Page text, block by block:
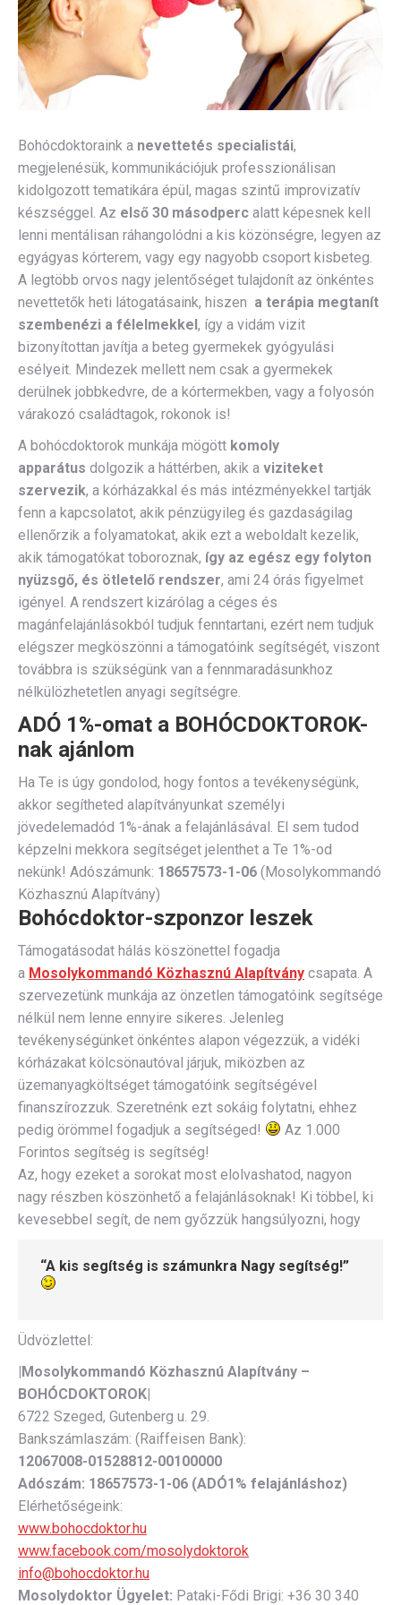
Bohócdoktoraink a nevettetés specialistái,
megjelenésük, kommunikációjuk professzionálisan
kidolgozott tematikára épül, magas szintű improvizatív
készséggel. Az első 30 másodperc alatt képesnek kell
lenni mentálisan ráhangolódni a kis közönségre, legyen az
egyágyas kórterem, vagy egy nagyobb csoport kisbeteg.
A legtöbb orvos nagy jelentőséget tulajdonít az önkéntes
nevettetők heti látogatásaink, hiszen a terápia megtanít
szembenézi a félelmekkel, így a vidám vizit
bizonyítottan javítja a beteg gyermekek gyógyulási
esélyeit. Mindezek mellett nem csak a gyermekek
derülnek jobbkedvre, de a kórtermekben, vagy a folyosón
várakozó családtagok, rokonok is!
A bohócdoktorok munkája mögött komoly
apparátus dolgozik a háttérben, akik a viziteket
szervezik, a kórházakkal és más intézményekkel tartják
fenn a kapcsolatot, akik pénzügyileg és gazdaságilag
ellenőrzik a folyamatokat, akik ezt a weboldalt kezelik,
akik támogatókat toboroznak, így az egész egy folyton
nyüzsgő, és ötletelő rendszer, ami 24 órás figyelmet
igényel. A rendszert kizárólag a céges és
magánfelajánlásokból tudjuk fenntartani, ezért nem tudjuk
elégszer megköszönni a támogatóink segítségét, viszont
továbbra is szükségünk van a fennmaradásunkhoz
nélkülözhetetlen anyagi segítségre.
ADÓ 1%-omat a BOHÓCDOKTOROK-
nak ajánlom
Ha Te is úgy gondolod, hogy fontos a tevékenységünk,
akkor segítheted alapítványunkat személyi
jövedelemadód 1%-ának a felajánlásával. El sem tudod
képzelni mekkora segítséget jelenthet a Te 1%-od
nekünk! Adószámunk: 18657573-1-06 (Mosolykommandó
Közhasznú Alapítvány)
Bohócdoktor-szponzor leszek
Támogatásodat hálás köszönettel fogadja
a Mosolykommandó Közhasznú Alapítvány csapata. A
szervezetünk munkája az önzetlen támogatóink segítsége
nélkül nem lenne ennyire sikeres. Jelenleg
tevékenységünket önkéntes alapon végezzük, a vidéki
kórházakat kölcsönautóval járjuk, miközben az
üzemanyagköltséget támogatóink segítségével
finanszírozzuk. Szeretnénk ezt sokáig folytatni, ehhez
pedig örömmel fogadjuk a segítséged!
Az 1.000
Forintos segítség is segítség!
Az, hogy ezeket a sorokat most elolvashatod, nagyon
nagy részben köszönhető a felajánlásoknak! Ki többel, ki
kevesebbel segít, de nem győzzük hangsúlyozni, hogy
“A kis segítség is számunkra Nagy segítség!”
Üdvözlettel:
|Mosolykommandó Közhasznú Alapítvány –
BOHÓCDOKTOROK|
6722 Szeged, Gutenberg u. 29.
Bankszámlaszám: (Raiffeisen Bank):
12067008-01528812-00100000
Adószám: 18657573-1-06 (ADÓ1% felajánláshoz)
Elérhetőségeink:
www.bohocdoktor.hu
www.facebook.com/mosolydoktorok
info@bohocdoktor.hu
Mosolydoktor Ügyelet: Pataki-Fődi Brigi: +36 30 340